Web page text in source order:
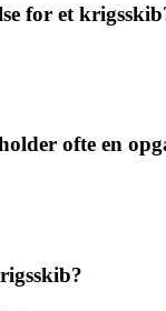
for et
ofte en